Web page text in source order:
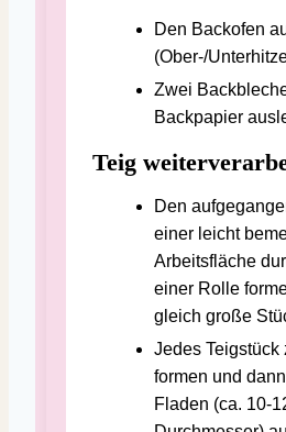
Den Backofen
(Ober-/
Zwei
Backpapier
Teig
Den
einer leicht
Arbeitsfläche
einer Rolle
gleich große
Jedes Teigstück
formen und
Fladen (ca. 10-